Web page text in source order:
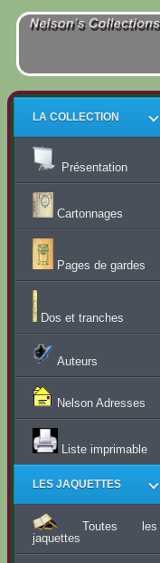
LA COLLECTION
Présentation
Cartonnages
Pages de gardes
Dos et tranches
Auteurs
Nelson Adresses
Liste imprimable
LES JAQUETTES
Toutes les
jaquettes